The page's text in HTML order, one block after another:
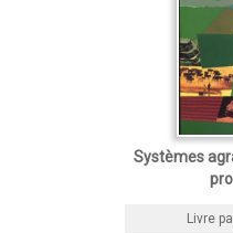
Systèmes
Livre